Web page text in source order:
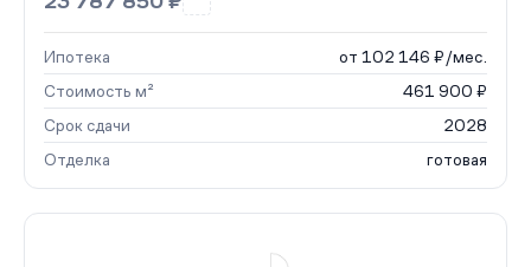
Ипотека
от 102 146 ₽/мес.
Стоимость м²
461 900 ₽
Срок сдачи
2028
Отделка
готовая